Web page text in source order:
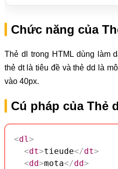
Chức năng của
Thẻ dl trong HTML dùng làm
thẻ dt là tiêu đề và thẻ dd là
vào 40px.
Cú pháp của Thẻ
<dl>
<dt>tieude</dt>
<dd>mota</dd>